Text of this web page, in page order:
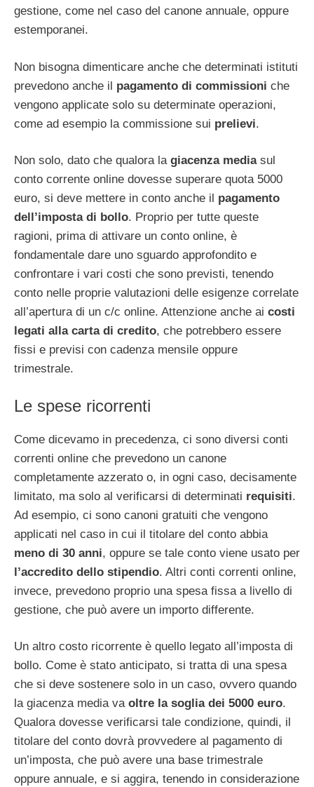
gestione, come nel caso del canone annuale, oppure
estemporanei.
Non bisogna dimenticare anche che determinati istituti
prevedono anche il pagamento di commissioni che
vengono applicate solo su determinate operazioni,
come ad esempio la commissione sui prelievi.
Non solo, dato che qualora la giacenza mediasul
conto corrente online dovesse superare quota 5000
euro, si deve mettere in conto anche il pagamento
dell’imposta di bollo. Proprio per tutte queste
ragioni, prima di attivare un conto online, è
fondamentale dare uno sguardo approfondito e
confrontare i vari costi che sono previsti, tenendo
conto nelle proprie valutazioni delle esigenze correlate
all’apertura di un c/c online. Attenzione anche ai costi
legati alla carta di credito, che potrebbero essere
fissi e previsi con cadenza mensile oppure
trimestrale.
Le spese ricorrenti
Come dicevamo in precedenza, ci sono diversi conti
correnti online che prevedono un canone
completamente azzerato o, in ogni caso, decisamente
limitato, ma solo al verificarsi di determinati requisiti.
Ad esempio, ci sono canoni gratuiti che vengono
applicati nel caso in cui il titolare del conto abbia
meno di 30 anni, oppure se tale conto viene usato per
l’accredito dello stipendio. Altri conti correnti online,
invece, prevedono proprio una spesa fissa a livello di
gestione, che può avere un importo differente.
Un altro costo ricorrente è quello legato all’imposta di
bollo. Come è stato anticipato, si tratta di una spesa
che si deve sostenere solo in un caso, ovvero quando
la giacenza media va oltre la soglia dei 5000 euro.
Qualora dovesse verificarsi tale condizione, quindi, il
titolare del conto dovrà provvedere al pagamento di
un’imposta, che può avere una base trimestrale
oppure annuale, e si aggira, tenendo in considerazione